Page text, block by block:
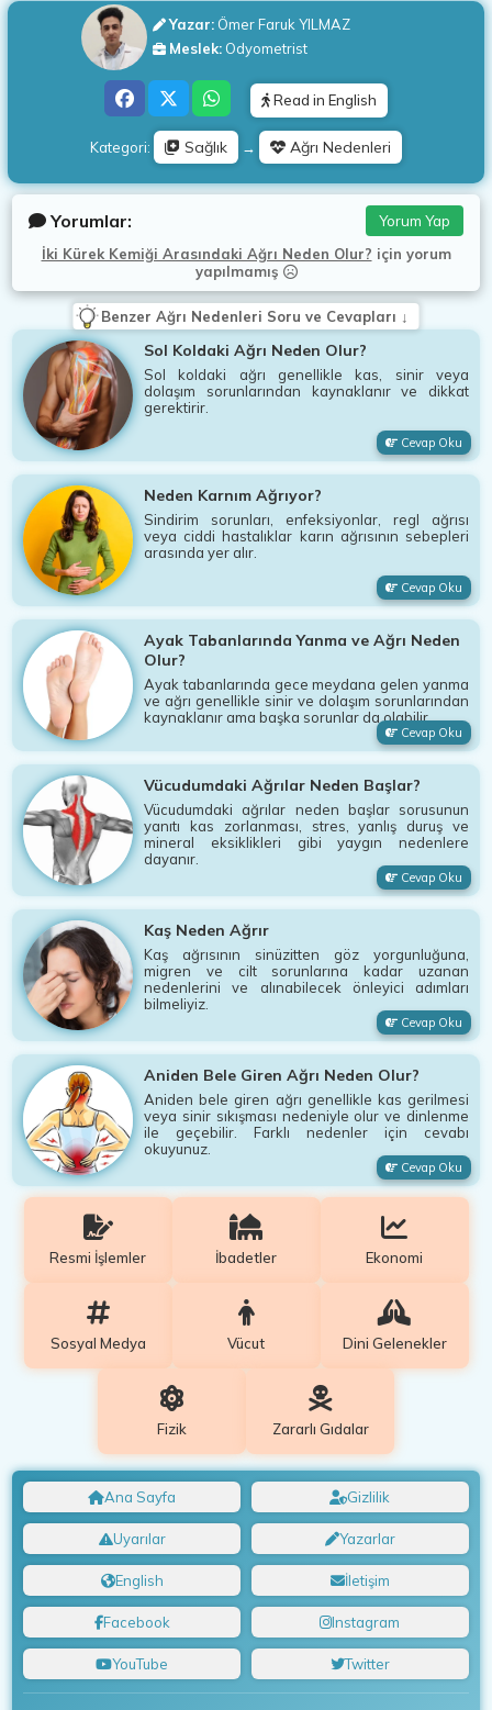
Yazar: Ömer Faruk YILMAZ
Meslek:Odyometrist
Kategori: Sağlık → Ağrı Nedenleri
Read in English
Yorumlar:
İki Kürek Kemiği Arasındaki Ağrı Neden Olur? için yorum
yapılmamış
Yorum Yap
Benzer Ağrı Nedenleri Soru ve Cevapları ↓
Sol Koldaki Ağrı Neden Olur?
Sol koldaki ağrı genellikle kas, sinir veya
dolaşım sorunlarından kaynaklanır ve dikkat
gerektirir.
Cevap Oku
Neden Karnım Ağrıyor?
Sindirim sorunları, enfeksiyonlar, regl ağrısı
veya ciddi hastalıklar karın ağrısının sebepleri
arasında yer alır.
Cevap Oku
Ayak Tabanlarında Yanma ve Ağrı Neden
Olur?
Ayak tabanlarında gece meydana gelen yanma
ve ağrı genellikle sinir ve dolaşım sorunlarından
kaynaklanır ama başka sorunlar da olabilir.
Cevap Oku
Vücudumdaki Ağrılar Neden Başlar?
Vücudumdaki ağrılar neden başlar sorusunun
yanıtı kas zorlanması, stres, yanlış duruş ve
mineral eksiklikleri gibi yaygın nedenlere
dayanır.
Cevap Oku
Kaş Neden Ağrır
Kaş ağrısının sinüzitten göz yorgunluğuna,
migren ve cilt sorunlarına kadar uzanan
nedenlerini ve alınabilecek önleyici adımları
bilmeliyiz.
Cevap Oku
Aniden Bele Giren Ağrı Neden Olur?
Aniden bele giren ağrı genellikle kas gerilmesi
veya sinir sıkışması nedeniyle olur ve dinlenme
ile geçebilir. Farklı nedenler için cevabı
okuyunuz.
Cevap Oku
Resmi İşlemler İbadetler Ekonomi
Sosyal Medya Vücut Dini Gelenekler
Fizik Zararlı Gıdalar
Ana Sayfa Gizlilik
Uyarılar Yazarlar
English İletişim
Facebook Instagram
YouTube Twitter